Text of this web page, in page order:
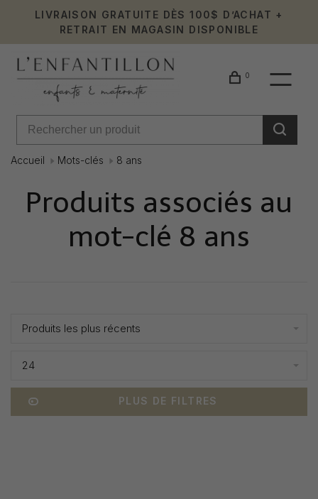
LIVRAISON GRATUITE DÈS 100$ D’ACHAT +
RETRAIT EN MAGASIN DISPONIBLE
0
Accueil Mots-clés 8 ans
Produits associés au
mot-clé 8 ans
Produits les plus récents
24
PLUS DE FILTRES